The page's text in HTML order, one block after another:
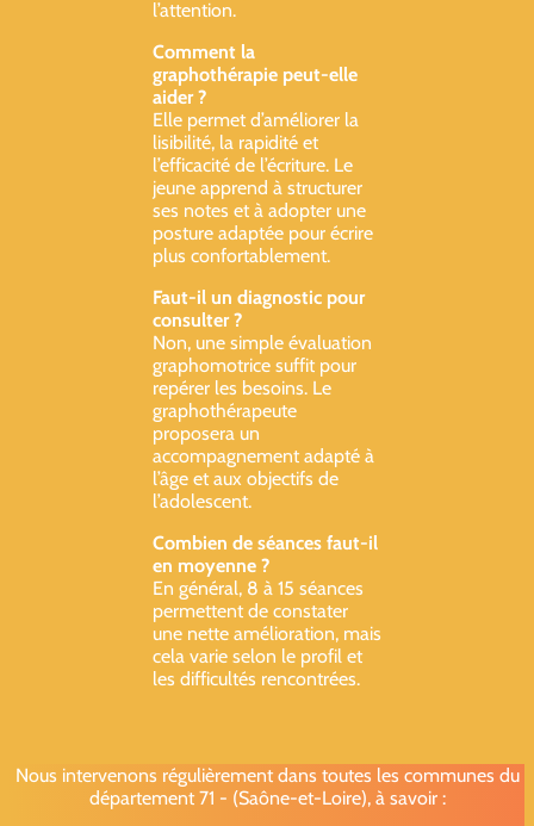
l’attention.
Comment la
graphothérapie peut-elle
aider ?
Elle permet d’améliorer la
lisibilité, la rapidité et
l’efficacité de l’écriture. Le
jeune apprend à structurer
ses notes et à adopter une
posture adaptée pour écrire
plus confortablement.
Faut-il un diagnostic pour
consulter ?
Non, une simple évaluation
graphomotrice suffit pour
repérer les besoins. Le
graphothérapeute
proposera un
accompagnement adapté à
l’âge et aux objectifs de
l’adolescent.
Combien de séances faut-il
en moyenne ?
En général, 8 à 15 séances
permettent de constater
une nette amélioration, mais
cela varie selon le profil et
les difficultés rencontrées.
Nous intervenons régulièrement dans toutes les communes du
département 71 - (Saône-et-Loire), à savoir :